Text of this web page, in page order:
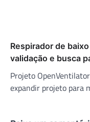
Respirador de
validação e busca
Projeto
expandir projeto para